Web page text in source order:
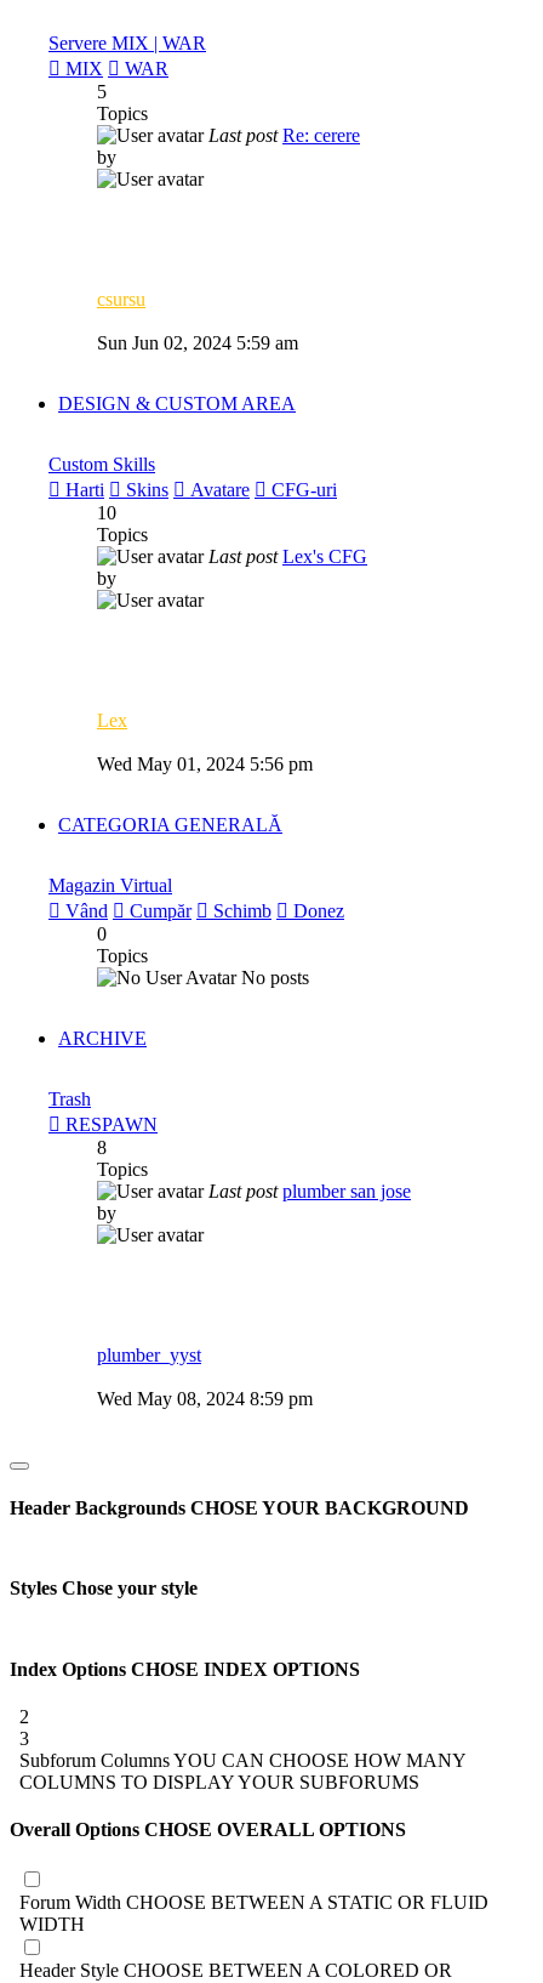
Servere MIX | WAR
MIX
WAR
5
Topics
Last post Re: cerere
by
csursu
the
Sun Jun 02, 2024 5:59 am
DESIGN & CUSTOM AREA
Custom Skills
Harti
Skins Avatare
CFG-uri
10
Topics
Last post Lex's CFG
by
Lex
the
Wed May 01, 2024 5:56 pm
CATEGORIA GENERALĂ
Magazin Virtual
Vând
Cumpăr Schimb
Donez
0
Topics
No posts
ARCHIVE
Trash
RESPAWN
8
Topics
Last post plumber san jose
by
plumber_yyst
the
Wed May 08, 2024 8:59 pm
Header Backgrounds CHOSE YOUR BACKGROUND
Styles Chose your style
Index Options CHOSE INDEX OPTIONS
2
3
Subforum ColumnsYOU CAN CHOOSE HOW MANY
COLUMNS TO DISPLAY YOUR SUBFORUMS
Overall Options CHOSE OVERALL OPTIONS
Forum Width CHOOSE BETWEEN A STATIC OR FLUID
WIDTH
Header Style CHOOSE BETWEEN A COLORED OR